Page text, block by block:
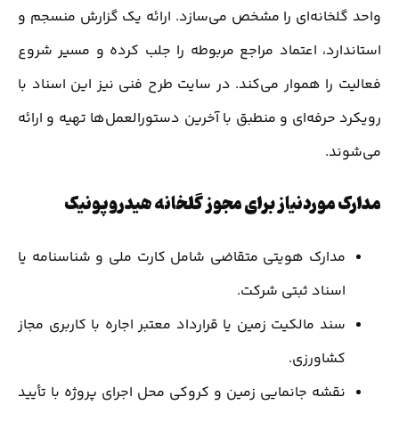
واحد گلخانه‌ای را مشخص می‌سازد. ارائه یک گزارش منسجم و
استاندارد، اعتماد مراجع مربوطه را جلب کرده و مسیر شروع
فعالیت را هموار می‌کند. در سایت طرح فنی نیز این اسناد با
رویکرد حرفه‌ای و منطبق با آخرین دستورالعمل‌ها تهیه و ارائه
می‌شوند.
مدارک موردنیاز برای مجوز گلخانه هیدروپونیک
مدارک هویتی متقاضی شامل کارت ملی و شناسنامه یا
اسناد ثبتی شرکت.
سند مالکیت زمین یا قرارداد معتبر اجاره با کاربری مجاز
کشاورزی.
نقشه جانمایی زمین و کروکی محل اجرای پروژه با تأیید